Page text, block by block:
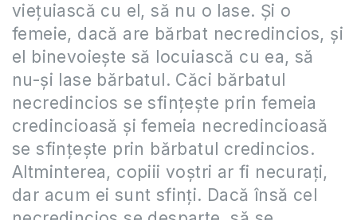
vieţuiască cu el, să nu o lase. Şi o
femeie, dacă are bărbat necredincios, şi
el binevoieşte să locuiască cu ea, să
nu-şi lase bărbatul. Căci bărbatul
necredincios se sfinţeşte prin femeia
credincioasă şi femeia necredincioasă
se sfinţeşte prin bărbatul credincios.
Altminterea, copiii voştri ar fi necuraţi,
dar acum ei sunt sfinţi. Dacă însă cel